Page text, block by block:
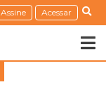
Assine Acessar